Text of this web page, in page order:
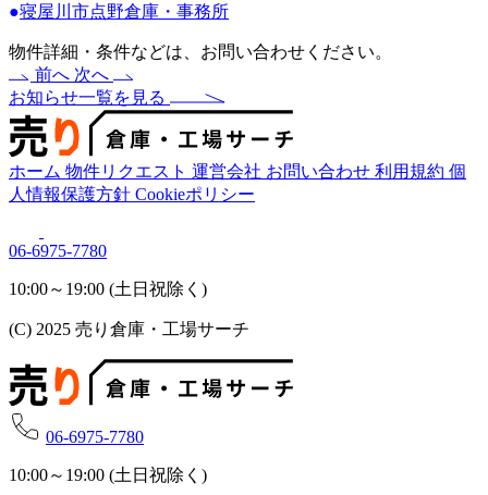
●寝屋川市点野倉庫・事務所
物件詳細・条件などは、お問い合わせください。
前へ 次へ
お知らせ一覧を見る
ホーム 物件リクエスト 運営会社 お問い合わせ 利用規約 個
人情報保護方針 Cookieポリシー
06-6975-7780
10:00～19:00 (土日祝除く)
(C) 2025 売り倉庫・工場サーチ
06-6975-7780
10:00～19:00 (土日祝除く)